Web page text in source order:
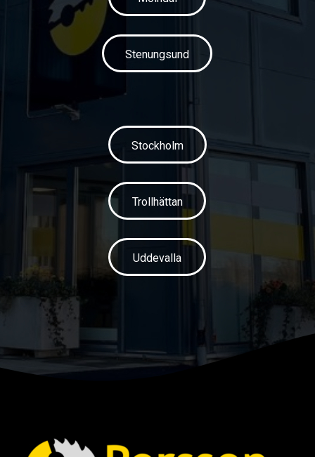
Stenungsund
Stockholm
Trollhättan
Uddevalla